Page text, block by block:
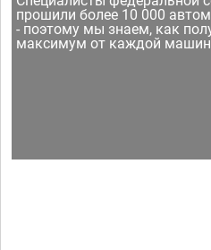
прошили более 10 000
- поэтому мы знаем, как
максимум от каждой